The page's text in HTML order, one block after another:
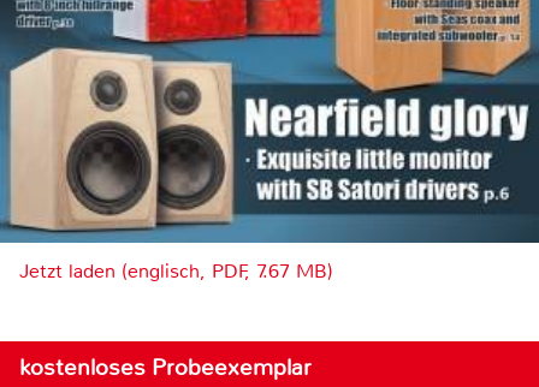
Jetzt laden (englisch, PDF, 7.67 MB)
kostenloses Probeexemplar